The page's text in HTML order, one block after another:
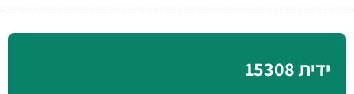
ידית 15308